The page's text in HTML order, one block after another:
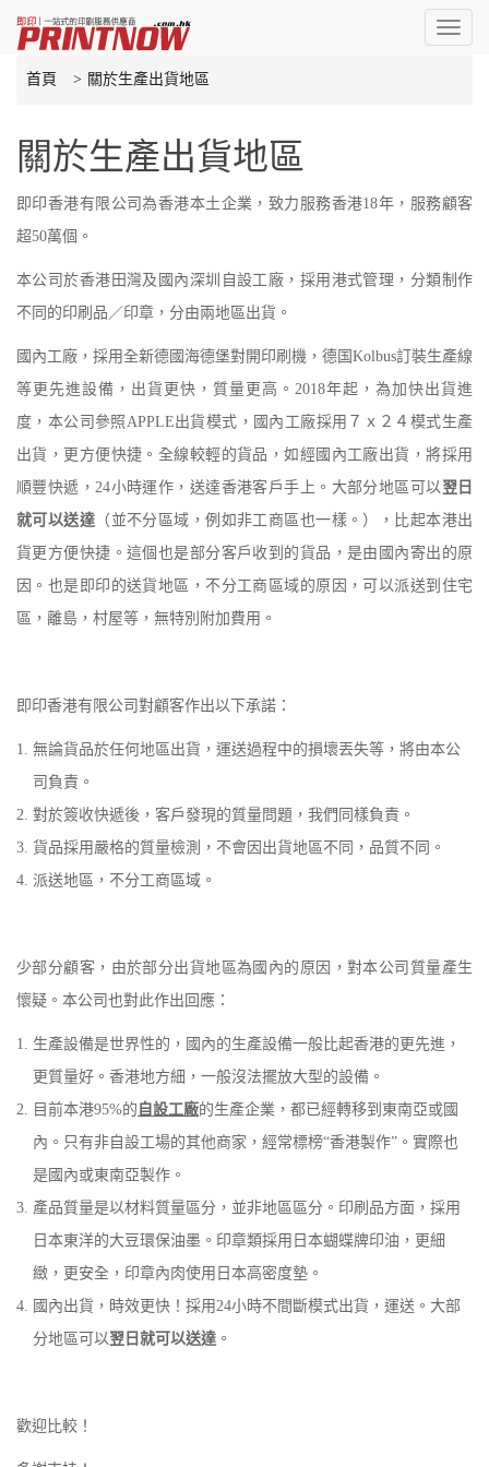
Toggle
首頁 關於生產出貨地區
關於生產出貨地區
即印香港有限公司為香港本土企業，致力服務香港18年，服務顧客
超50萬個。
本公司於香港田灣及國內深圳自設工廠，採用港式管理，分類制作
不同的印刷品／印章，分由兩地區出貨。
國內工廠，採用全新德國海德堡對開印刷機，德国Kolbus訂裝生產線
等更先進設備，出貨更快，質量更高。2018年起，為加快出貨進
度，本公司參照APPLE出貨模式，國內工廠採用７ｘ２４模式生產
出貨，更方便快捷。全線較輕的貨品，如經國內工廠出貨，將採用
順豐快遞，24小時運作，送達香港客戶手上。大部分地區可以 翌日
就可以送達 （並不分區域，例如非工商區也一樣。），比起本港出
貨更方便快捷。這個也是部分客戶收到的貨品，是由國內寄出的原
因。也是即印的送貨地區，不分工商區域的原因，可以派送到住宅
區，離島，村屋等，無特別附加費用。
即印香港有限公司對顧客作出以下承諾：
無論貨品於任何地區出貨，運送過程中的損壞丟失等，將由本公
司負責。
對於簽收快遞後，客戶發現的質量問題，我們同樣負責。
貨品採用嚴格的質量檢測，不會因出貨地區不同，品質不同。
派送地區，不分工商區域。
少部分顧客，由於部分出貨地區為國內的原因，對本公司質量產生
懷疑。本公司也對此作出回應：
生產設備是世界性的，國內的生產設備一般比起香港的更先進，
更質量好。香港地方細，一般沒法擺放大型的設備。
目前本港95%的 自設工廠的生產企業，都已經轉移到東南亞或國
內。只有非自設工場的其他商家，經常標榜“香港製作”。實際也
是國內或東南亞製作。
產品質量是以材料質量區分，並非地區區分。印刷品方面，採用
日本東洋的大豆環保油墨。印章類採用日本蝴蝶牌印油，更細
緻，更安全，印章內肉使用日本高密度墊。
國內出貨，時效更快！採用24小時不間斷模式出貨，運送。大部
分地區可以翌日就可以送達 。
歡迎比較！